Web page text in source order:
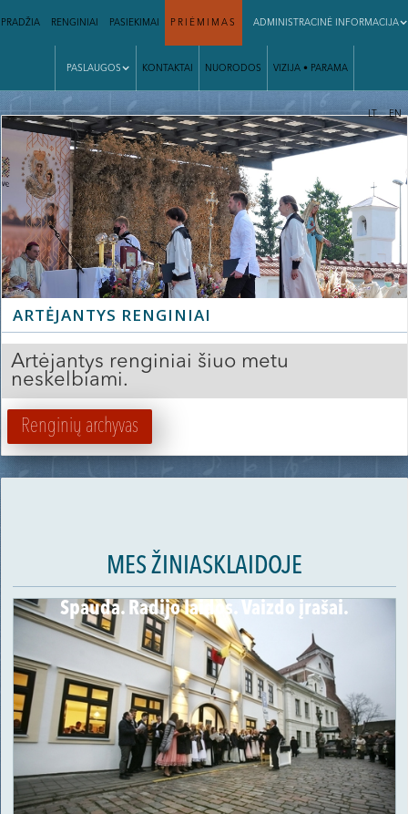
PRADŽIA RENGINIAI PASIEKIMAI PRIĖMIMAS ADMINISTRACINĖ INFORMACIJA
PASLAUGOS KONTAKTAI NUORODOS VIZIJA • PARAMA
| LT EN
ARTĖJANTYS RENGINIAI
Artėjantys renginiai šiuo metu
neskelbiami.
Renginių archyvas
MES ŽINIASKLAIDOJE
Spauda. Radijo laidos. Vaizdo įrašai.